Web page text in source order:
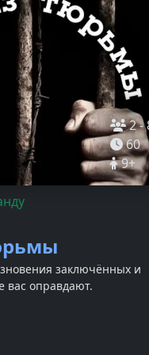
2-
60
9+
заключённых и
вас оправдают.